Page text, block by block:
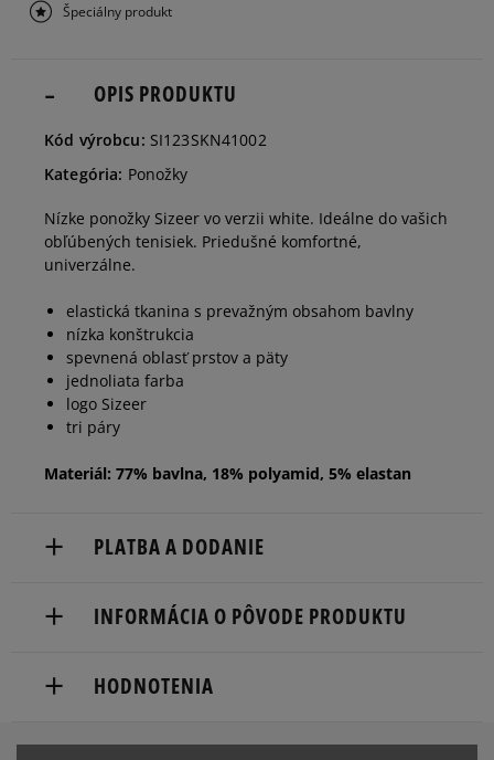
Špeciálny produkt
OPIS PRODUKTU
Kód výrobcu: SI123SKN41002
Kategória: Ponožky
Nízke ponožky Sizeer vo verzii white. Ideálne do vašich
obľúbených tenisiek. Priedušné komfortné,
univerzálne.
elastická tkanina s prevažným obsahom bavlny
nízka konštrukcia
spevnená oblasť prstov a päty
jednoliata farba
logo Sizeer
tri páry
Materiál: 77% bavlna, 18% polyamid, 5% elastan
PLATBA A DODANIE
Dostupné spôsoby doručenia:
INFORMÁCIA O PÔVODE PRODUKTU
os. Dywizjonu 303 Paw. 1
HODNOTENIA